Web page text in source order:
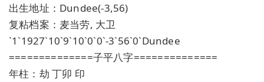
出生地址：Dundee(-3,56)
复粘档案：麦当劳, 大卫
`1`1927`10`9`10`0`0`-3`56`0`Dundee
==============子平八字==============
年柱：劫 丁卯 印